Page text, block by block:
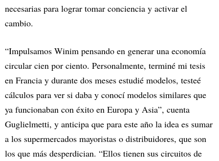
necesarias para lograr tomar conciencia y activar el
cambio.
“Impulsamos Winim pensando en generar una economía
circular cien por ciento. Personalmente, terminé mi tesis
en Francia y durante dos meses estudié modelos, testeé
cálculos para ver si daba y conocí modelos similares que
ya funcionaban con éxito en Europa y Asia”, cuenta
Guglielmetti, y anticipa que para este año la idea es sumar
a los supermercados mayoristas o distribuidores, que son
los que más desperdician. “Ellos tienen sus circuitos de